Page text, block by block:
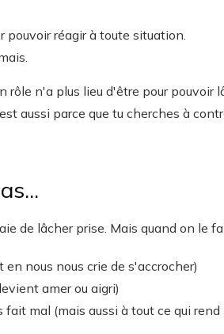
réagir à toute situation.
n'a plus lieu d'être pour pouvoir
aussi parce que tu cherches à
de lâcher prise. Mais quand on le
nous nous crie de s'accrocher)
amer ou aigri)
mal (mais aussi à tout ce qui rend